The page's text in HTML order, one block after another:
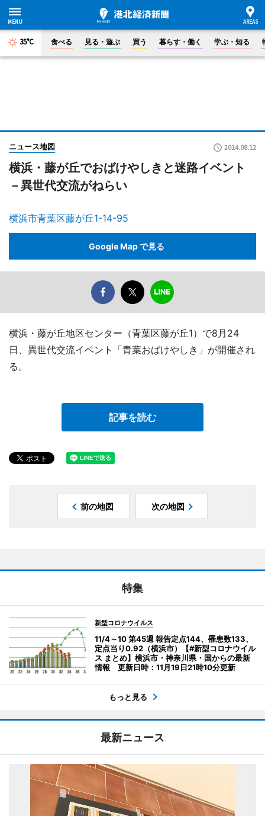
35°C 食べる 見る・遊ぶ 買う 暮らす・働く 学ぶ・知る
ニュース地図 2014.08.12
横浜・藤が丘でおばけやしきと迷路イベント
－異世代交流がねらい
横浜市青葉区藤が丘1-14-95
Google Map で見る
横浜・藤が丘地区センター（青葉区藤が丘1）で8月24
日、異世代交流イベント「青葉おばけやしき」が開催され
る。
記事を読む
前の地図 次の地図
特集
新型コロナウイルス
11/4～10 第45週 報告定点144、罹患数133、
定点当り0.92（横浜市）【#新型コロナウイル
ス まとめ】横浜市・神奈川県・国からの最新
情報 更新日時：11月19日21時10分更新
もっと見る
最新ニュース